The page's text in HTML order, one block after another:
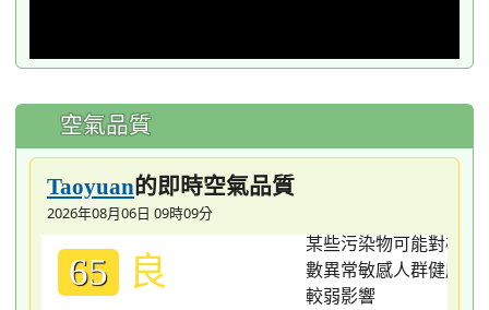
空氣品質
Taoyuan的即時空氣品質
2026年08月06日 09時09分
65 良